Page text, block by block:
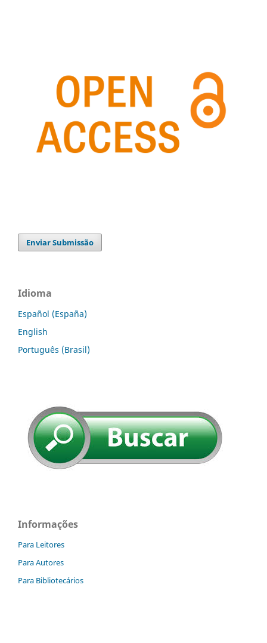
Enviar Submissão
Idioma
Español (España)
English
Português (Brasil)
Informações
Para Leitores
Para Autores
Para Bibliotecários